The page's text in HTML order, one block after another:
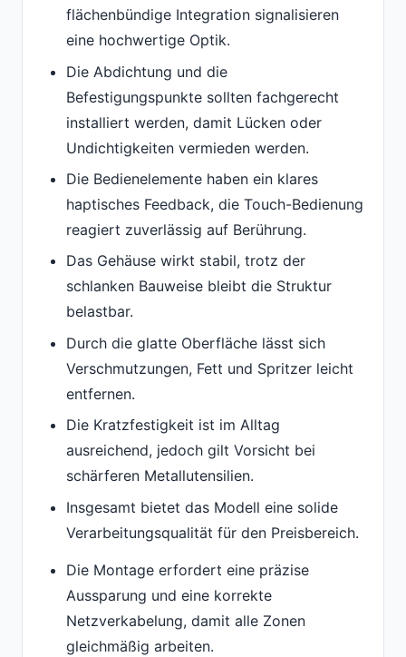
flächenbündige Integration signalisieren
eine hochwertige Optik.
Die Abdichtung und die
Befestigungspunkte sollten fachgerecht
installiert werden, damit Lücken oder
Undichtigkeiten vermieden werden.
Die Bedienelemente haben ein klares
haptisches Feedback, die Touch-Bedienung
reagiert zuverlässig auf Berührung.
Das Gehäuse wirkt stabil, trotz der
schlanken Bauweise bleibt die Struktur
belastbar.
Durch die glatte Oberfläche lässt sich
Verschmutzungen, Fett und Spritzer leicht
entfernen.
Die Kratzfestigkeit ist im Alltag
ausreichend, jedoch gilt Vorsicht bei
schärferen Metallutensilien.
Insgesamt bietet das Modell eine solide
Verarbeitungsqualität für den Preisbereich.
Die Montage erfordert eine präzise
Aussparung und eine korrekte
Netzverkabelung, damit alle Zonen
gleichmäßig arbeiten.